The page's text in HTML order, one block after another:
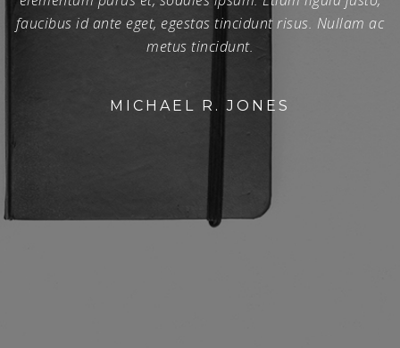
faucibus id ante eget, egestas tincidunt risus. Nullam ac
metus tincidunt.
MICHAEL R. JONES